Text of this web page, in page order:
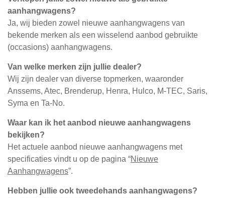
aanhangwagens?
Ja, wij bieden zowel nieuwe aanhangwagens van
bekende merken als een wisselend aanbod gebruikte
(occasions) aanhangwagens.
Van welke merken zijn jullie dealer?
Wij zijn dealer van diverse topmerken, waaronder
Anssems, Atec, Brenderup, Henra, Hulco, M-TEC, Saris,
Syma en Ta-No.
Waar kan ik het aanbod nieuwe aanhangwagens
bekijken?
Het actuele aanbod nieuwe aanhangwagens met
specificaties vindt u op de pagina “Nieuwe
Aanhangwagens”.
Hebben jullie ook tweedehands aanhangwagens?